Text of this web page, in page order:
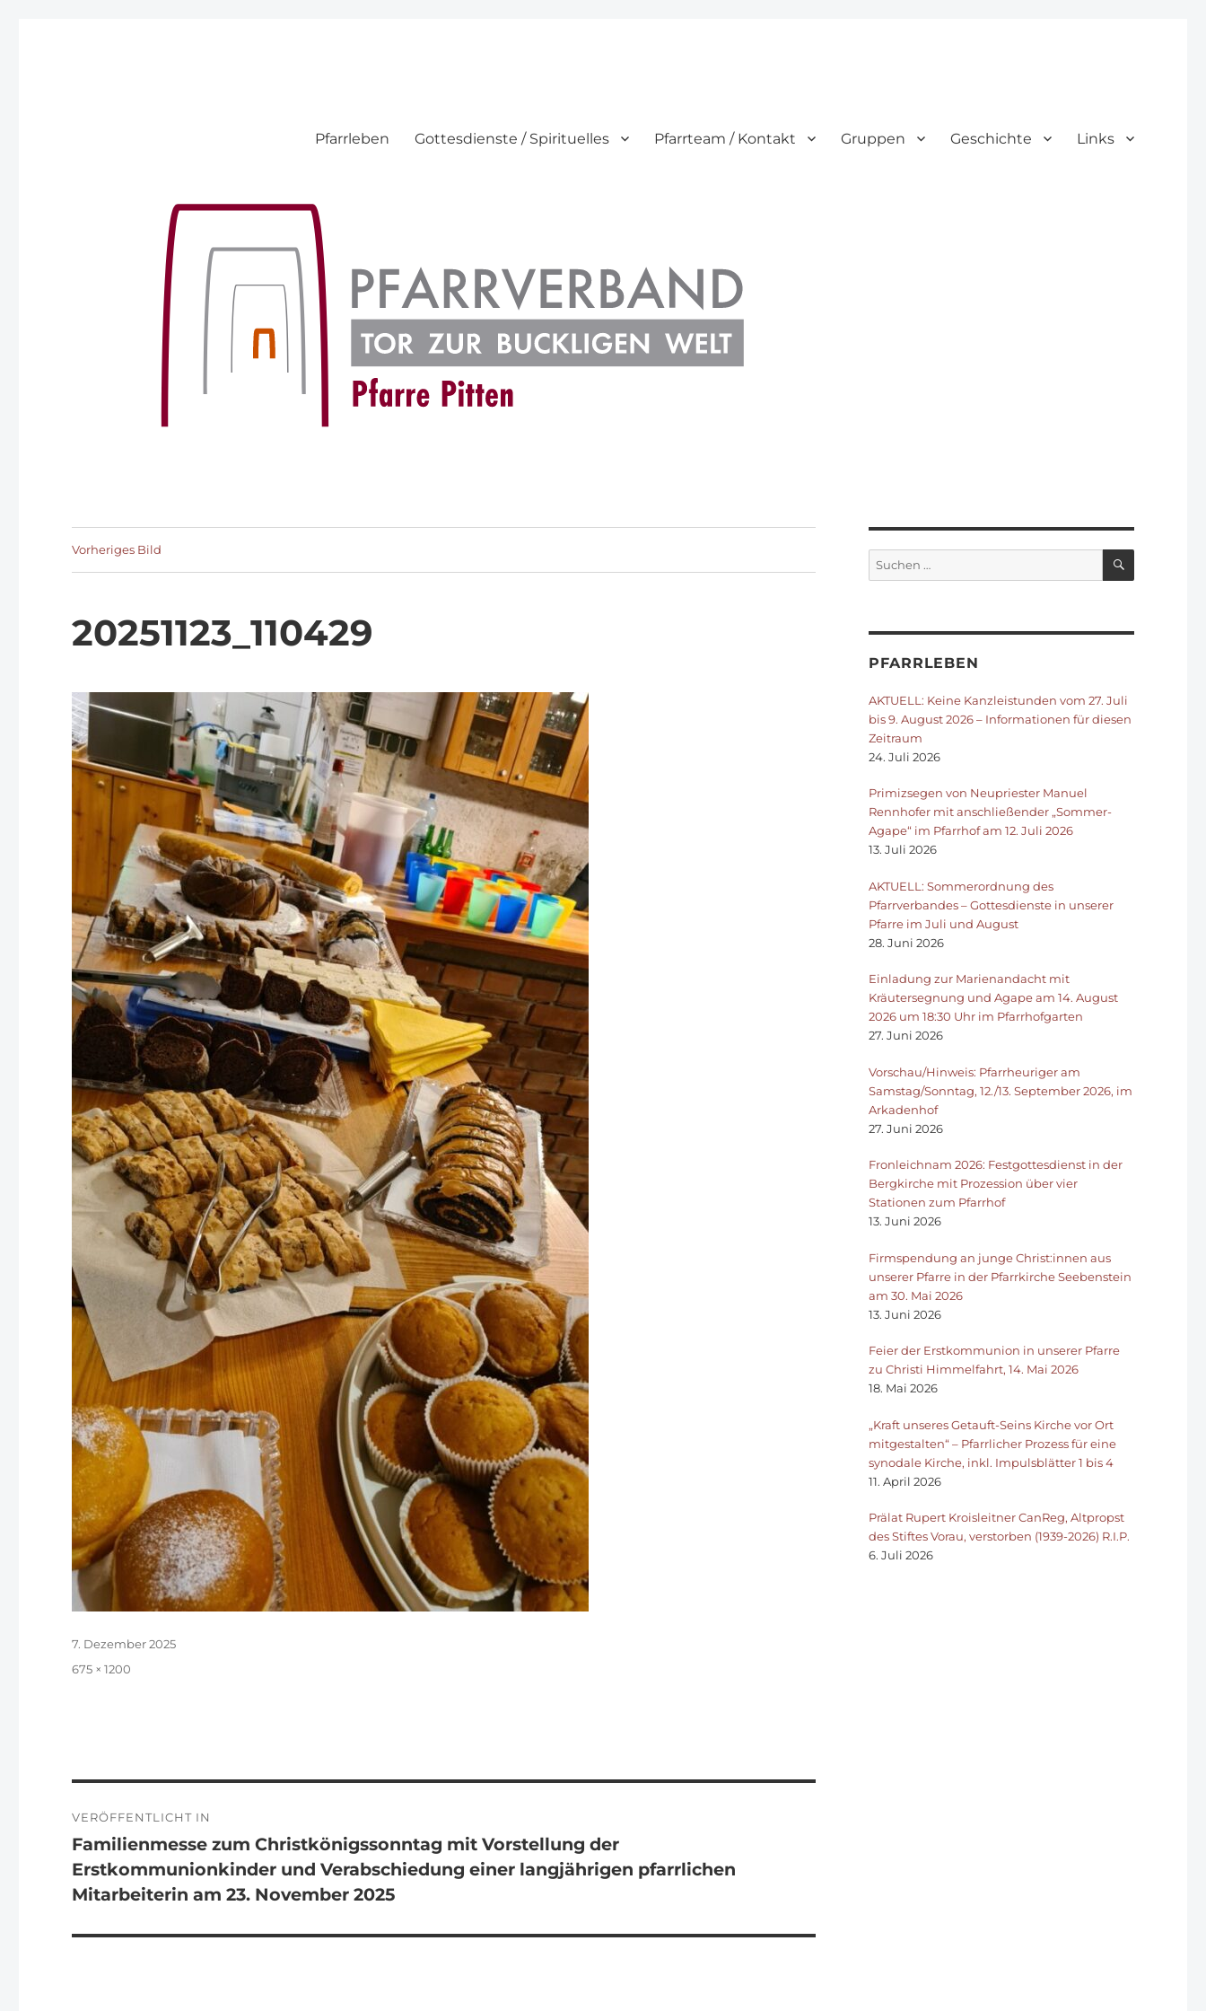
Pfarrleben Gottesdienste / Spirituelles Pfarrteam / Kontakt Gruppen Geschichte Links
Vorheriges Bild
20251123_110429
Veröffentlicht
7. Dezember 2025
Originalgröße
675 × 1200
VERÖFFENTLICHT IN
Familienmesse zum Christkönigssonntag mit Vorstellung der
Erstkommunionkinder und Verabschiedung einer langjährigen pfarrlichen
Mitarbeiterin am 23. November 2025
Suchen
SUCHEN
PFARRLEBEN
AKTUELL: Keine Kanzleistunden vom 27. Juli
bis 9. August 2026 – Informationen für diesen
Zeitraum
24. Juli 2026
Primizsegen von Neupriester Manuel
Rennhofer mit anschließender „Sommer-
Agape“ im Pfarrhof am 12. Juli 2026
13. Juli 2026
AKTUELL: Sommerordnung des
Pfarrverbandes – Gottesdienste in unserer
Pfarre im Juli und August
28. Juni 2026
Einladung zur Marienandacht mit
Kräutersegnung und Agape am 14. August
2026 um 18:30 Uhr im Pfarrhofgarten
27. Juni 2026
Vorschau/Hinweis: Pfarrheuriger am
Samstag/Sonntag, 12./13. September 2026, im
Arkadenhof
27. Juni 2026
Fronleichnam 2026: Festgottesdienst in der
Bergkirche mit Prozession über vier
Stationen zum Pfarrhof
13. Juni 2026
Firmspendung an junge Christ:innen aus
unserer Pfarre in der Pfarrkirche Seebenstein
am 30. Mai 2026
13. Juni 2026
Feier der Erstkommunion in unserer Pfarre
zu Christi Himmelfahrt, 14. Mai 2026
18. Mai 2026
„Kraft unseres Getauft-Seins Kirche vor Ort
mitgestalten“ – Pfarrlicher Prozess für eine
synodale Kirche, inkl. Impulsblätter 1 bis 4
11. April 2026
Prälat Rupert Kroisleitner CanReg, Altpropst
des Stiftes Vorau, verstorben (1939-2026) R.I.P.
6. Juli 2026